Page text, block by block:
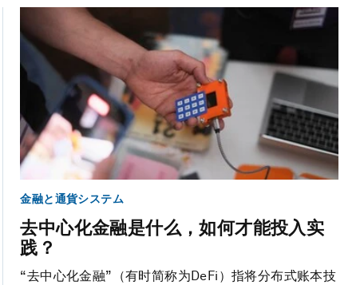
金融と通貨システム
去中心化金融是什么，如何才能投入实
践？
“去中心化金融”（有时简称为DeFi）指将分布式账本技